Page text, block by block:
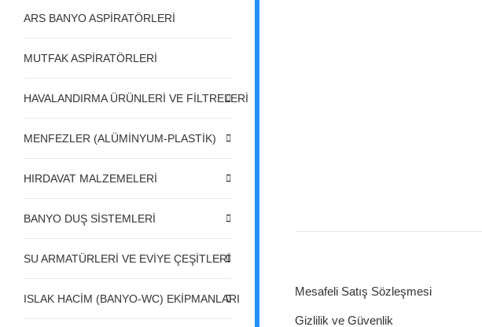
ARS BANYO ASPİRATÖRLERİ
MUTFAK ASPİRATÖRLERİ
HAVALANDIRMA ÜRÜNLERİ VE FİLTRELERİ
MENFEZLER (ALÜMİNYUM-PLASTİK)
HIRDAVAT MALZEMELERİ
BANYO DUŞ SİSTEMLERİ
SU ARMATÜRLERİ VE EVİYE ÇEŞİTLERİ
ISLAK HACİM (BANYO-WC) EKİPMANLARI
Mesafeli Satış Sözleşmesi
Gizlilik ve Güvenlik